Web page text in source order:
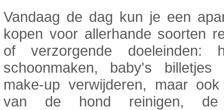
Vandaag de dag kun je een
kopen voor allerhande soorten
of verzorgende doeleinden:
schoonmaken, baby's billetjes
make-up verwijderen, maar
van de hond reinigen, de